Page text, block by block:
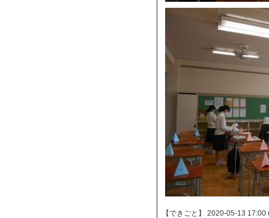
【できごと】 2020-05-13 17:00